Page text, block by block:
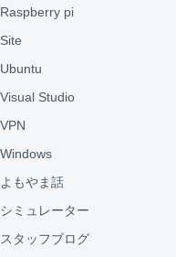
Raspberry pi
Site
Ubuntu
Visual Studio
VPN
Windows
よもやま話
シミュレーター
スタッフブログ